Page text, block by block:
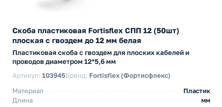
Скоба пластиковая Fortisflex СПП 12 (50шт)
плоская с гвоздем до 12 мм белая
Пластиковая скоба с гвоздем для плоских кабелей и
проводов диаметром 12*5,6 мм
Артикул: 103945Бренд: Fortisflex (Фортисфлекс)
Материал
Пластик
Длина
мм